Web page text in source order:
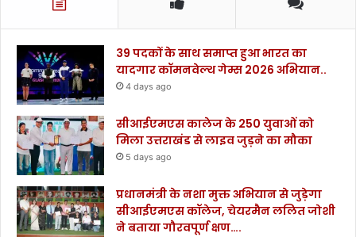
39 पदकों के साथ समाप्त हुआ भारत का
यादगार कॉमनवेल्थ गेम्स 2026 अभियान..
4 days ago
सीआईएमएस कालेज के 250 युवाओं को
मिला उत्तराखंड से लाइव जुड़ने का मौका
5 days ago
प्रधानमंत्री के नशा मुक्त अभियान से जुड़ेगा
सीआईएमएस कॉलेज, चेयरमैन ललित जोशी
ने बताया गौरवपूर्ण क्षण….